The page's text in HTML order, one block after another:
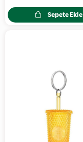
Sepete Ekle